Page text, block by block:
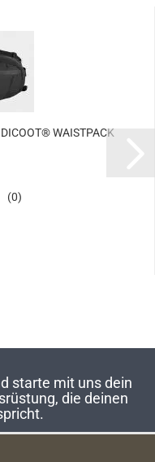
WAISTPACK
0
starte mit uns dein
die deinen